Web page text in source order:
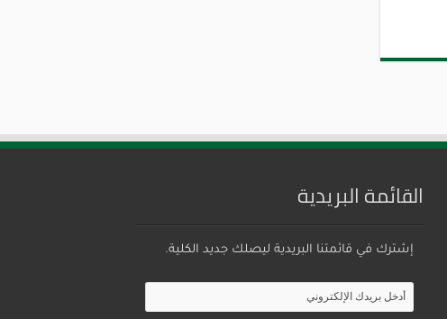
القائمة البريدية
إشترك في قائمتنا البريدية ليصلك جديد الكلية.